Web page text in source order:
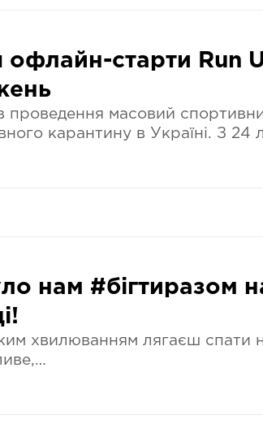
офлайн-старти Run
масовий
карантину в Україні. З 24
нам #бігтиразом
хвилюванням лягаєш спати